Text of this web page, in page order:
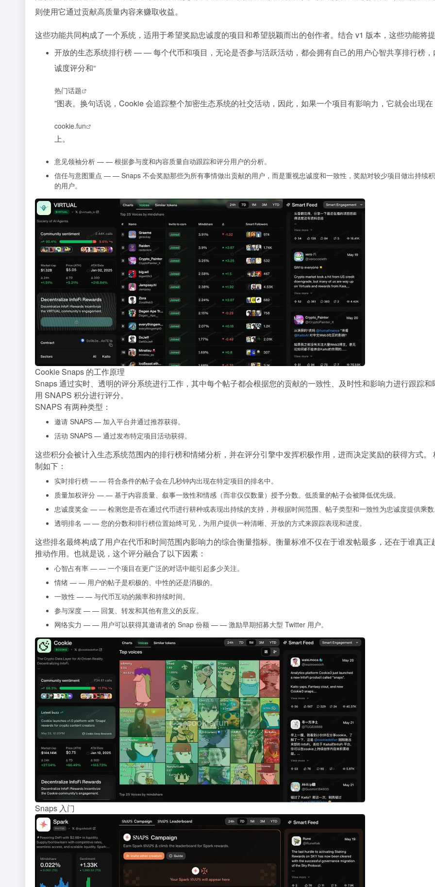
则使用它通过贡献高质量内容来赚取收益。
这些功能共同构成了一个系统，适用于希望奖励忠诚度的项目和希望脱颖而出的创作者。结合 v1 版本，这些功能将
开放的生态系统排行榜— — 每个代币和项目，无论是否参与活跃活动，都会拥有自己的用户心智共享排行榜，
诚度评分和“
热门话题
”图表。换句话说，Cookie 会追踪整个加密生态系统的社交活动，因此，如果一个项目有影响力，它就会出现在
cookie.fun
上。
意见领袖分析 — — 根据参与度和内容质量自动跟踪和评分用户的分析。
信任与意图重点 — — Snaps 不会奖励那些为所有事情做出贡献的用户，而是重视忠诚度和一致性，奖励对较少项目做出持续
的用户。
Cookie Snaps 的工作原理
Snaps 通过实时、透明的评分系统进行工作，其中每个帖子都会根据您的贡献的一致性、及时性和影响力进行跟踪和
用 SNAPS 积分进行评分。
SNAPS 有两种类型：
邀请 SNAPS — 加入平台并通过推荐获得。
活动 SNAPS — 通过发布特定项目活动获得。
这些积分会被计入生态系统范围内的排行榜和情绪分析，并在评分引擎中发挥积极作用，进而决定奖励的获得方式。
制如下：
实时排行榜 — — 符合条件的帖子会在几秒钟内出现在特定项目的排名中。
质量加权评分 — — 基于内容质量、叙事一致性和情感（而非仅仅数量）授予分数。低质量的帖子会被降低优先级。
忠诚度奖金 — — 检测您是否在通过代币进行耕种或表现出持续的支持，并根据时间范围、帖子类型和一致性为忠诚度提供乘
透明排名 — — 您的分数和排行榜位置始终可见，为用户提供一种清晰、开放的方式来跟踪表现和进度。
这些排名最终构成了用户在代币和时间范围内影响力的综合衡量指标。衡量标准不仅在于谁发帖最多，还在于谁真正
推动作用。也就是说，这个评分融合了以下因素：
心智占有率 — — 一个项目在更广泛的对话中能引起多少关注。
情绪 — — 用户的帖子是积极的、中性的还是消极的。
一致性 — — 与代币互动的频率和持续时间。
参与深度 — — 回复、转发和其他有意义的反应。
网络实力 — — 用户可以获得其邀请者的 Snap 份额 — — 激励早期招募大型 Twitter 用户。
Snaps 入门